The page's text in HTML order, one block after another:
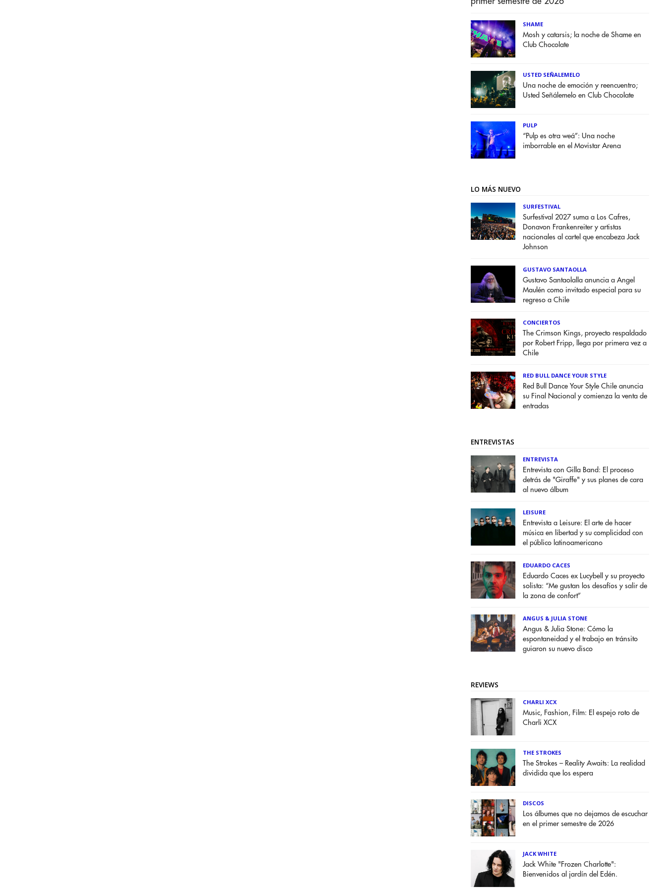
SHAME
Mosh y catarsis; la noche de Shame en
Club Chocolate
USTED SEÑALEMELO
Una noche de emoción y reencuentro;
Usted Señálemelo en Club Chocolate
PULP
“Pulp es otra weá”: Una noche
imborrable en el Movistar Arena
LO MÁS NUEVO
SURFESTIVAL
Surfestival 2027 suma a Los Cafres,
Donavon Frankenreiter y artistas
nacionales al cartel que encabeza Jack
Johnson
GUSTAVO SANTAOLLA
Gustavo Santaolalla anuncia a Angel
Maulén como invitado especial para su
regreso a Chile
CONCIERTOS
The Crimson Kings, proyecto respaldado
por Robert Fripp, llega por primera vez a
Chile
RED BULL DANCE YOUR STYLE
Red Bull Dance Your Style Chile anuncia
su Final Nacional y comienza la venta de
entradas
ENTREVISTAS
ENTREVISTA
Entrevista con Gilla Band: El proceso
detrás de "Giraffe" y sus planes de cara
al nuevo álbum
LEISURE
Entrevista a Leisure: El arte de hacer
música en libertad y su complicidad con
el público latinoamericano
EDUARDO CACES
Eduardo Caces ex Lucybell y su proyecto
solista: “Me gustan los desafíos y salir de
la zona de confort”
ANGUS & JULIA STONE
Angus & Julia Stone: Cómo la
espontaneidad y el trabajo en tránsito
guiaron su nuevo disco
REVIEWS
CHARLI XCX
Music, Fashion, Film: El espejo roto de
Charli XCX
THE STROKES
The Strokes – Reality Awaits: La realidad
dividida que los espera
DISCOS
Los álbumes que no dejamos de escuchar
en el primer semestre de 2026
JACK WHITE
Jack White "Frozen Charlotte":
Bienvenidos al jardín del Edén.